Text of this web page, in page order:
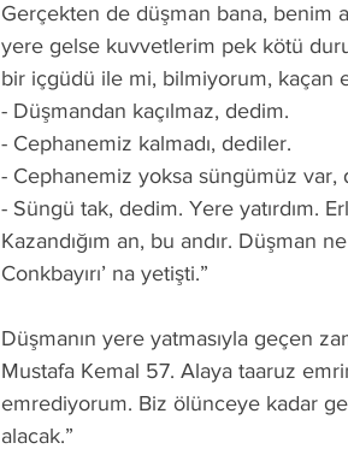
Gerçekten de düşman bana, benim
yere gelse kuvvetlerim pek kötü
bir içgüdü ile mi, bilmiyorum, kaçan
- Düşmandan kaçılmaz, dedim.
- Cephanemiz kalmadı, dediler.
- Cephanemiz yoksa süngümüz var,
- Süngü tak, dedim. Yere yatırdım.
Kazandığım an, bu andır. Düşman
Conkbayırı’ na yetişti.”
Düşmanın yere yatmasıyla geçen
Mustafa Kemal 57. Alaya taaruz
emrediyorum. Biz ölünceye kadar
alacak.”